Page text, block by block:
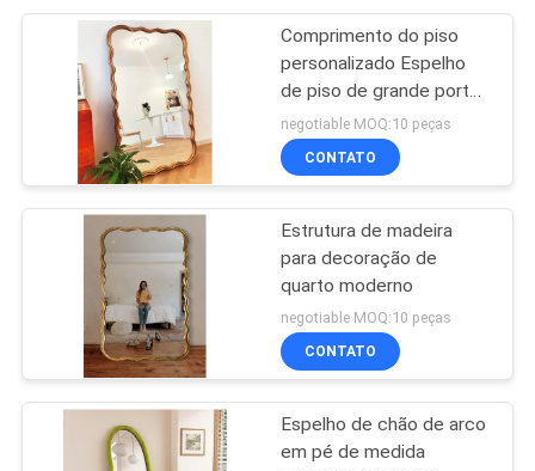
FÁBRICA
CONOSCO
NOTÍCIAS
TODOS
CASOS
vaidade da
composição
49
Casa da cápsula
espacial
Comprimento do piso
personalizado Espelho
de piso de grande porte
Estrutura de madeira
71x32
negotiable MOQ:10 peças
CONTATO
Estrutura de madeira
para decoração de
quarto moderno
negotiable MOQ:10 peças
CONTATO
Espelho de chão de arco
em pé de medida